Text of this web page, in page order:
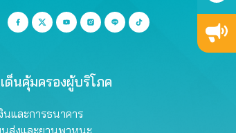
ด็นคุ้มครองผู้บริโภค
นและการธนาคาร
นส่งและยานพาหนะ